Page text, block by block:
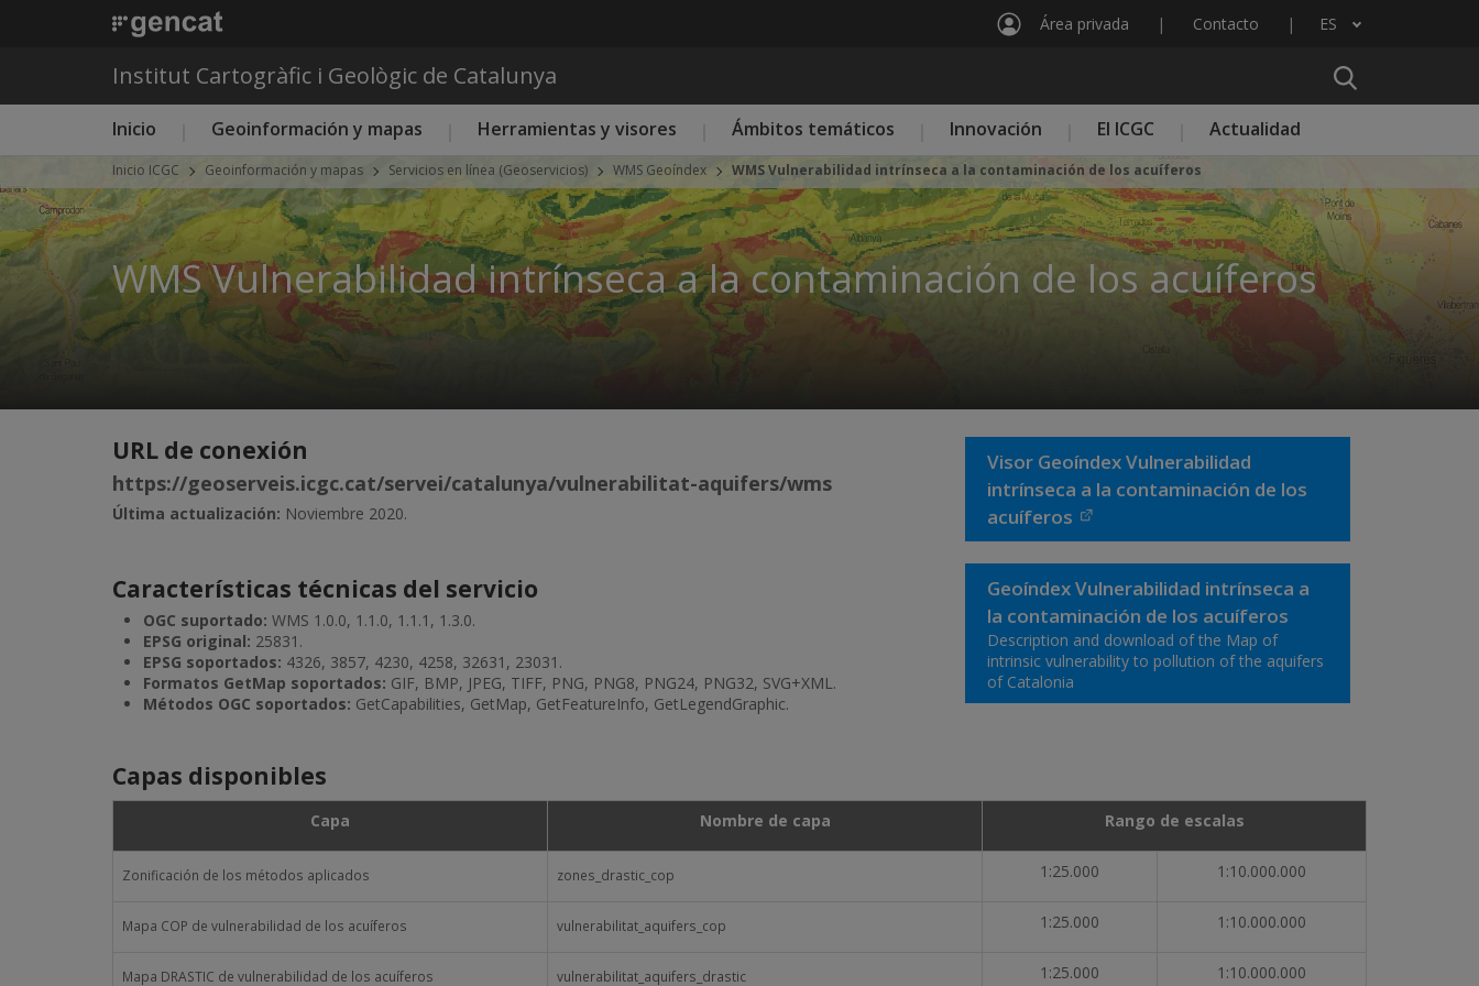
Área privada Contacto ES
Lista adicional de acciones
Institut Cartogràfic i Geològic de Catalunya
Menú principal ICGC
Inicio Geoinformación y mapas Herramientas y visores Ámbitos temáticos Innovación El ICGC Actualidad
Inicio ICGC Geoinformación y mapas Servicios en línea (Geoservicios) WMS Geoíndex WMS Vulnerabilidad intrínseca a la contaminación de los acuíferos
WMS Vulnerabilidad intrínseca a la contaminación de los acuíferos
URL de conexión
https://geoserveis.icgc.cat/servei/catalunya/vulnerabilitat-aquifers/wms
Última actualización: Noviembre 2020.
Características técnicas del servicio
OGC suportado: WMS 1.0.0, 1.1.0, 1.1.1, 1.3.0.
EPSG original: 25831.
EPSG soportados: 4326, 3857, 4230, 4258, 32631, 23031.
Formatos GetMap soportados: GIF, BMP, JPEG, TIFF, PNG, PNG8, PNG24, PNG32, SVG+XML.
Métodos OGC soportados: GetCapabilities, GetMap, GetFeatureInfo, GetLegendGraphic.
Visor Geoíndex Vulnerabilidad
intrínseca a la contaminación de los
acuíferos
Geoíndex Vulnerabilidad intrínseca a
la contaminación de los acuíferos
Description and download of the Map of
intrinsic vulnerability to pollution of the aquifers
of Catalonia
Capas disponibles
Capa Nombre de capa Rango de escalas
Zonificación de los métodos aplicados zones_drastic_cop 1:25.000 1:10.000.000
Mapa COP de vulnerabilidad de los acuíferos vulnerabilitat_aquifers_cop 1:25.000 1:10.000.000
Mapa DRASTIC de vulnerabilidad de los acuíferos vulnerabilitat_aquifers_drastic 1:25.000 1:10.000.000